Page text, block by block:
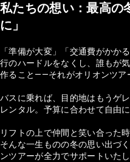
私たちの想い：最高の
に」
「準備が大変」「交通費がかか
行のハードルをなくし、誰もが
作ること——それがオリオンツア
バスに乗れば、目的地はもうゲ
レンタル。予算に合わせて自由
リフトの上で仲間と笑い合った
そんな一生ものの冬の思い出づ
ンツアーが全力でサポートいたし